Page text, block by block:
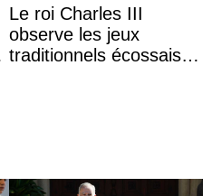
Le roi Charles III
observe les jeux
traditionnels écossais